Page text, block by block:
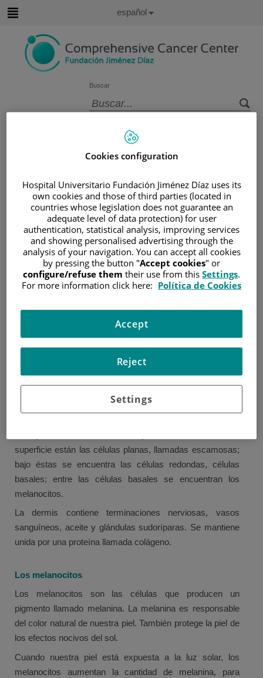
contenido
Buscar
Selector
Idioma
Español
ÁREA DEL PACIENTE
INFORMACIÓN Y SOPORTE AL PACIENTE
/
TIPOS DE CÁNCER /
ÁREA DE MELANOMA
CÁNCER DE MELANOMA/LA PIEL
La piel
Las funciones de la piel son:
- Actúa como barrera para proteger el cuerpo de una
lesión
- Protege el cuerpo de los efectos nocivos de la radiación
ultravioleta
La piel se divide en dos capas principales. La capa
exterior es conocida como la epidermis, la capa interior es
la dermis.
superficie están las células planas, llamadas escamosas;
bajo éstas se encuentra las células redondas, células
basales; entre las células basales se encuentran los
melanocitos.
La dermis contiene terminaciones nerviosas, vasos
sanguíneos, aceite y glándulas sudoríparas. Se mantiene
unida por una proteína llamada colágeno.
Los melanocitos
Los melanocitos son las células que producen un
pigmento llamado melanina. La melanina es responsable
del color natural de nuestra piel. También protege la piel de
los efectos nocivos del sol.
Cuando nuestra piel está expuesta a la luz solar, los
melanocitos aumentan la cantidad de melanina, para
Cookies configuration
Hospital Universitario Fundación Jiménez Díaz uses its
own cookies and those of third parties (located in
countries whose legislation does not guarantee an
adequate level of data protection) for user
authentication, statistical analysis, improving services
and showing personalised advertising through the
analysis of your navigation. You can accept all cookies
by pressing the button "Accept cookies" or
configure/refuse them their use from this Settings.
For more information click here: Política de Cookies
Settings
Reject
Accept